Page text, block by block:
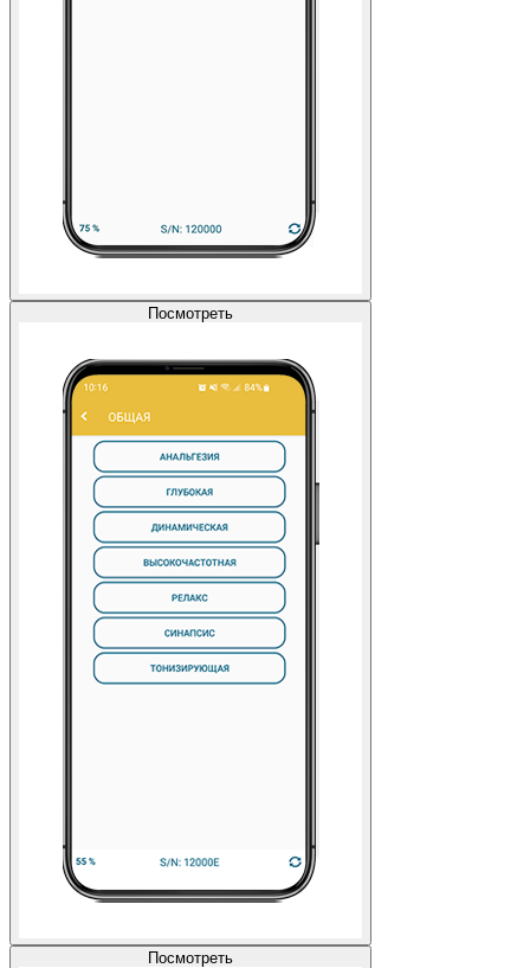
Посмотреть
Посмотреть